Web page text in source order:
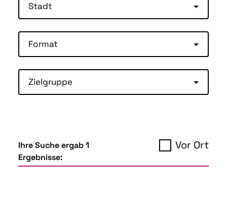
Stadt
Format
Zielgruppe
Ihre Suche ergab 1
Ergebnisse:
Vor Ort